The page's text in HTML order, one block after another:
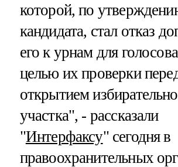
которой, по
кандидата, стал отказ
его к урнам для
целью их проверки
открытием
участка", - рассказали
"Интерфаксу" сегодня в
правоохранительных